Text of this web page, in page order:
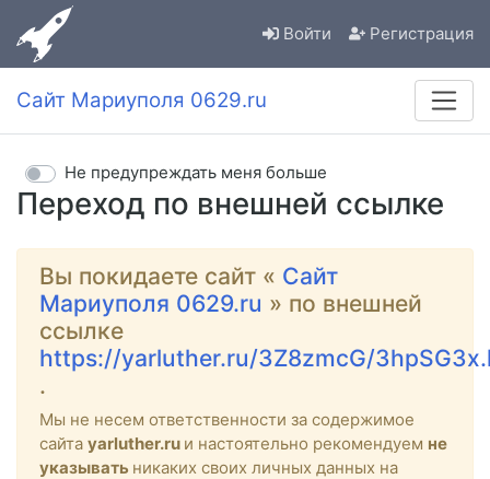
Войти Регистрация
Сайт Мариуполя 0629.ru
Переход по внешней ссылке
Не предупреждать меня больше
Вы покидаете сайт « Сайт
Мариуполя 0629.ru » по внешней
ссылке
https://yarluther.ru/3Z8zmcG/
.
Мы не несем ответственности за содержимое
сайта yarluther.ru и настоятельно рекомендуем не
указывать никаких своих личных данных на